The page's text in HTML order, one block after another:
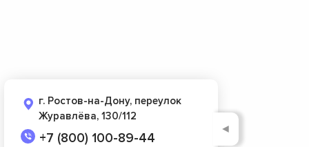
г. Ростов-на-Дону, переулок
Журавлёва, 130/112
+7 (800) 100-89-44
◄